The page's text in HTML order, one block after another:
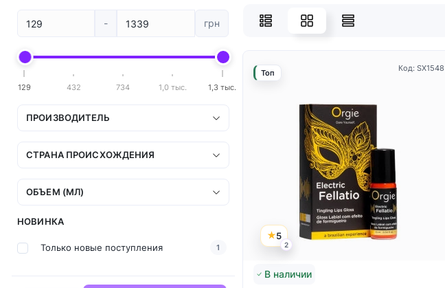
- грн
129 432 734 1,0 тыс. 1,3 тыс.
ПРОИЗВОДИТЕЛЬ
СТРАНА ПРОИСХОЖДЕНИЯ
ОБЪЕМ (МЛ)
НОВИНКА
Только новые поступления 1
Код: SX1548
5
2
Топ
В наличии